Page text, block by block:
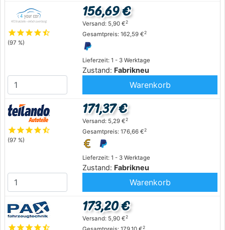
starstarstarstarstar_half
(97 %)
Lieferzeit: 1 - 3 Werktage
Zustand: Fabrikneu
156,69 €
Versand: 5,90 €2
Gesamtpreis: 162,59 €2
Warenkorb
starstarstarstarstar_half
(97 %)
Lieferzeit: 1 - 3 Werktage
Zustand: Fabrikneu
171,37 €
Versand: 5,29 €2
Gesamtpreis: 176,66 €2
Warenkorb
starstarstarstarstar_half
173,20 €
Versand: 5,90 €2
2